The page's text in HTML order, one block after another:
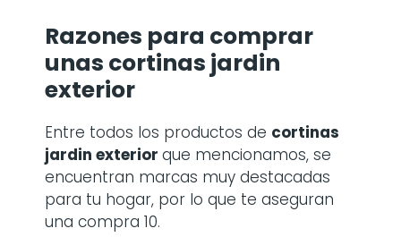
Razones para comprar
unas cortinas jardin
exterior
Entre todos los productos de cortinas
jardin exterior que mencionamos, se
encuentran marcas muy destacadas
para tu hogar, por lo que te aseguran
una compra 10.